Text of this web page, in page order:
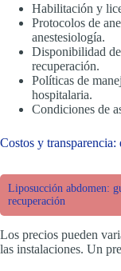
Habilitación y
Protocolos de
anestesiología.
Disponibilidad
recuperación.
Políticas de
hospitalaria.
Condiciones de
Costos y
Liposucción abdomen:
recuperación
Los precios pueden
las instalaciones. Un